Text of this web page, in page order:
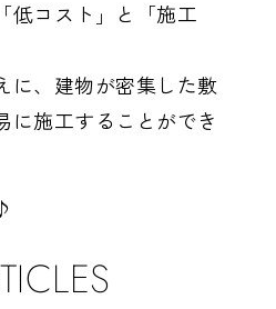
低コスト」と「施工
に、建物が密集した敷
に施工することができ